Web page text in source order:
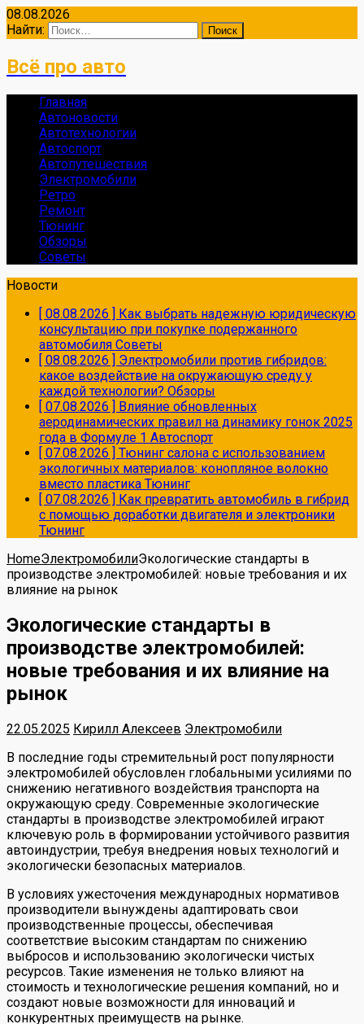
08.08.2026
Найти:
Всё про авто
Главная
Автоновости
Автотехнологии
Автоспорт
Автопутешествия
Электромобили
Ретро
Ремонт
Тюнинг
Обзоры
Советы
Новости
[ 08.08.2026 ] Как выбрать надежную юридическую
консультацию при покупке подержанного
автомобиля Советы
[ 08.08.2026 ] Электромобили против гибридов:
какое воздействие на окружающую среду у
каждой технологии? Обзоры
[ 07.08.2026 ] Влияние обновленных
аеродинамических правил на динамику гонок 2025
года в Формуле 1 Автоспорт
[ 07.08.2026 ] Тюнинг салона с использованием
экологичных материалов: конопляное волокно
вместо пластика Тюнинг
[ 07.08.2026 ] Как превратить автомобиль в гибрид
с помощью доработки двигателя и электроники
Тюнинг
HomeЭлектромобилиЭкологические стандарты в
производстве электромобилей: новые требования и их
влияние на рынок
Экологические стандарты в
производстве электромобилей:
новые требования и их влияние на
рынок
22.05.2025 Кирилл Алексеев Электромобили
В последние годы стремительный рост популярности
электромобилей обусловлен глобальными усилиями по
снижению негативного воздействия транспорта на
окружающую среду. Современные экологические
стандарты в производстве электромобилей играют
ключевую роль в формировании устойчивого развития
автоиндустрии, требуя внедрения новых технологий и
экологически безопасных материалов.
В условиях ужесточения международных нормативов
производители вынуждены адаптировать свои
производственные процессы, обеспечивая
соответствие высоким стандартам по снижению
выбросов и использованию экологически чистых
ресурсов. Такие изменения не только влияют на
стоимость и технологические решения компаний, но и
создают новые возможности для инноваций и
конкурентных преимуществ на рынке.